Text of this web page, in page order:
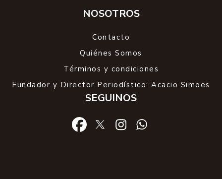
NOSOTROS
Contacto
Quiénes Somos
Términos y condiciones
Fundador y Director Periodístico: Acacio Simoes
SEGUINOS